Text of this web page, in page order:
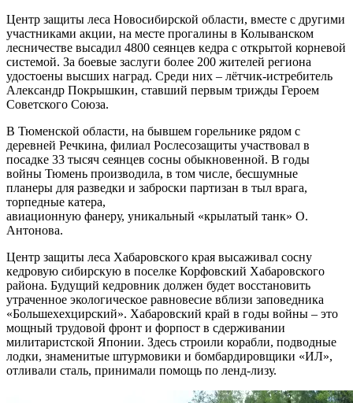
Центр защиты леса Новосибирской области, вместе с другими
участниками акции, на месте прогалины в Колыванском
лесничестве высадил 4800 сеянцев кедра с открытой корневой
системой. За боевые заслуги более 200 жителей региона
удостоены высших наград. Среди них – лётчик-истребитель
Александр Покрышкин, ставший первым трижды Героем
Советского Союза.
В Тюменской области, на бывшем горельнике рядом с
деревней Речкина, филиал Рослесозащиты участвовал в
посадке 33 тысяч сеянцев сосны обыкновенной. В годы
войны Тюмень производила, в том числе, бесшумные
планеры для разведки и заброски партизан в тыл врага,
торпедные катера,
авиационную фанеру, уникальный «крылатый танк» О.
Антонова.
Центр защиты леса Хабаровского края высаживал сосну
кедровую сибирскую в поселке Корфовский Хабаровского
района. Будущий кедровник должен будет восстановить
утраченное экологическое равновесие вблизи заповедника
«Большехехцирский». Хабаровский край в годы войны – это
мощный трудовой фронт и форпост в сдерживании
милитаристской Японии. Здесь строили корабли, подводные
лодки, знаменитые штурмовики и бомбардировщики «ИЛ»,
отливали сталь, принимали помощь по ленд-лизу.